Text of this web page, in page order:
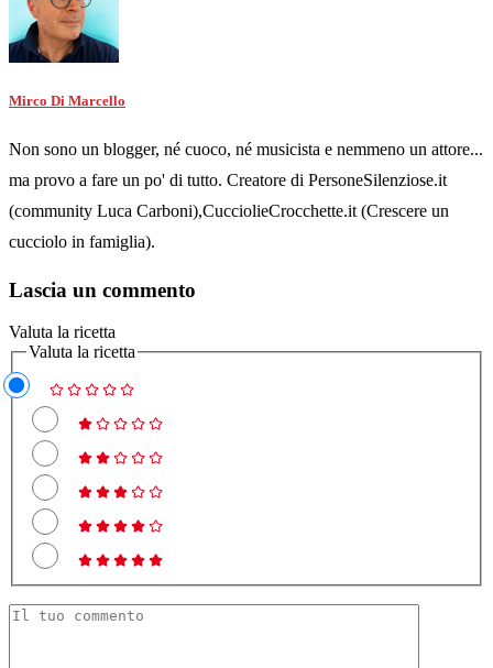
Mirco Di Marcello
Non sono un blogger, né cuoco, né musicista e nemmeno un attore...
ma provo a fare un po' di tutto. Creatore di PersoneSilenziose.it
(community Luca Carboni),CucciolieCrocchette.it (Crescere un
cucciolo in famiglia).
Lascia un commento
Valuta la ricetta
Valuta la ricetta